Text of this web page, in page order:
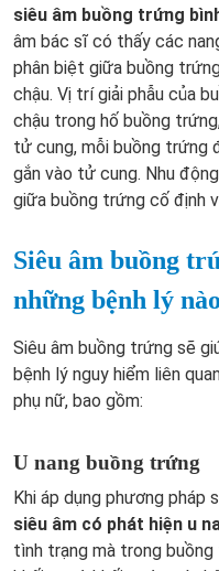
siêu âm buồng trứng
âm bác sĩ có thấy các
phân biệt giữa buồng
chậu. Vị trí giải phẫu của
chậu trong hố buồng
tử cung, mỗi buồng trứng
gắn vào tử cung. Nhu
giữa buồng trứng cố định
Siêu âm buồng
những bệnh lý
Siêu âm buồng trứng sẽ
bệnh lý nguy hiểm liên
phụ nữ, bao gồm:
U nang buồng trứng
Khi áp dụng phương pháp
siêu âm có phát hiện u
tình trạng mà trong